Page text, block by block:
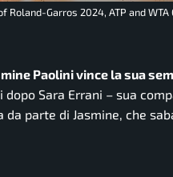
Garros 2024, ATP and
Paolini vince la sua
Sara Errani – sua
parte di Jasmine, che